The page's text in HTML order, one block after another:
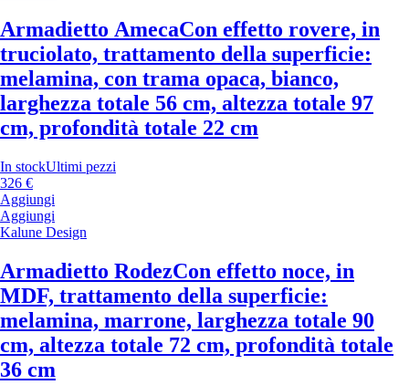
Armadietto AmecaCon effetto rovere, in
truciolato, trattamento della superficie:
melamina, con trama opaca, bianco,
larghezza totale 56 cm, altezza totale 97
cm, profondità totale 22 cm
In stockUltimi pezzi
326 €
Aggiungi
Aggiungi
Kalune Design
Armadietto RodezCon effetto noce, in
MDF, trattamento della superficie:
melamina, marrone, larghezza totale 90
cm, altezza totale 72 cm, profondità totale
36 cm